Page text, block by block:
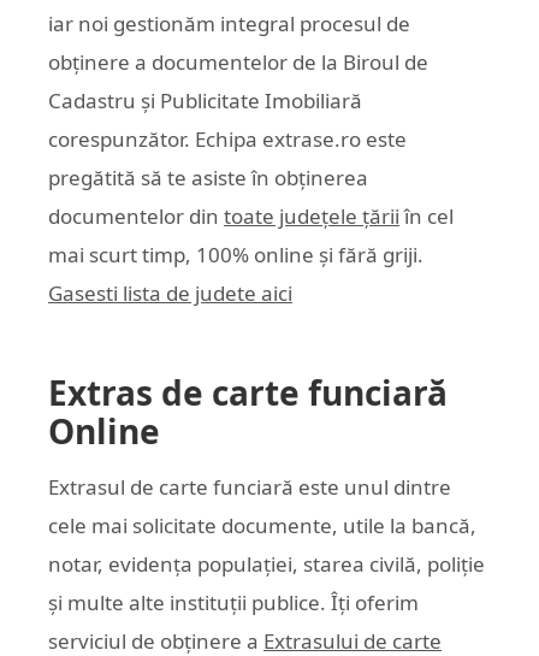
iar noi gestionăm integral procesul de
obținere a documentelor de la Biroul de
Cadastru și Publicitate Imobiliară
corespunzător. Echipa extrase.ro este
pregătită să te asiste în obținerea
documentelor din toate județele țării în cel
mai scurt timp, 100% online și fără griji.
Gasesti lista de judete aici
Extras de carte funciară
Online
Extrasul de carte funciară este unul dintre
cele mai solicitate documente, utile la bancă,
notar, evidența populației, starea civilă, poliție
și multe alte instituții publice. Îți oferim
serviciul de obținere a Extrasului de carte